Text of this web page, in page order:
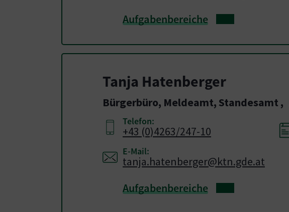
Aufgabenbereiche
Tanja Hatenberger
Bürgerbüro, Meldeamt, Standesamt ,
Telefon:
+43 (0)4263/247-10
E-Mail:
tanja.hatenberger@ktn.gde.at
Aufgabenbereiche